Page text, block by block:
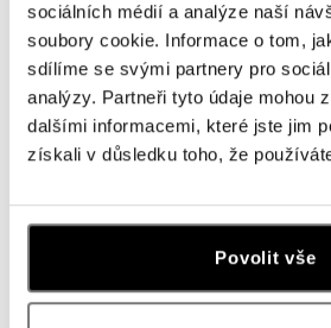
sociálních médií a analýze naší
soubory cookie. Informace o tom,
sdílíme se svými partnery pro
analýzy. Partneři tyto údaje mohou
dalšími informacemi, které jste jim
získali v důsledku toho, že
Povolit vše
HALADA Na Příkopě, Praha
Na Příkopě 16, 110 00 Praha 1
tel.: +420608028615
dnes otevřeno do 18:00
otevřeno v Pondělí od 09:00